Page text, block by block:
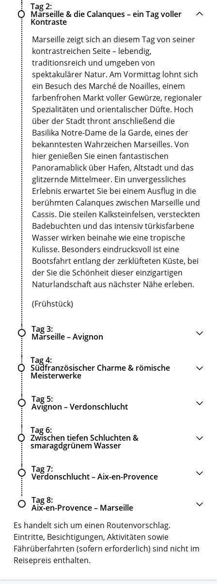
Tag 2
Marseille & die Calanques – ein Tag voller
Kontraste
Marseille zeigt sich an diesem Tag von seiner
kontrastreichen Seite – lebendig,
traditionsreich und umgeben von
spektakulärer Natur. Am Vormittag lohnt sich
ein Besuch des Marché de Noailles, einem
farbenfrohen Markt voller Gewürze, regionaler
Spezialitäten und orientalischer Düfte. Hoch
über der Stadt thront anschließend die
Basilika Notre-Dame de la Garde, eines der
bekanntesten Wahrzeichen Marseilles. Von
hier genießen Sie einen fantastischen
Panoramablick über Hafen, Altstadt und das
glitzernde Mittelmeer. Ein unvergessliches
Erlebnis erwartet Sie bei einem Ausflug in die
berühmten Calanques zwischen Marseille und
Cassis. Die steilen Kalksteinfelsen, versteckten
Badebuchten und das intensiv türkisfarbene
Wasser wirken beinahe wie eine tropische
Kulisse. Besonders eindrucksvoll ist eine
Bootsfahrt entlang der zerklüfteten Küste, bei
der Sie die Schönheit dieser einzigartigen
Naturlandschaft aus nächster Nähe erleben.
(Frühstück)
Tag 3
Marseille – Avignon
Tag 4
Südfranzösischer Charme & römische
Meisterwerke
Tag 5
Avignon – Verdonschlucht
Tag 6
Zwischen tiefen Schluchten &
smaragdgrünem Wasser
Tag 7
Verdonschlucht – Aix-en-Provence
Tag 8
Aix-en-Provence – Marseille
Es handelt sich um einen Routenvorschlag.
Eintritte, Besichtigungen, Aktivitäten sowie
Fährüberfahrten (sofern erforderlich) sind nicht im
Reisepreis enthalten.